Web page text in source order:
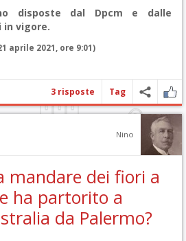
disposte dal Dpcm e dalle
in vigore.
aprile 2021, ore 9:01)
3 risposte Tag
Nino
mandare dei fiori a
ha partorito a
da Palermo?